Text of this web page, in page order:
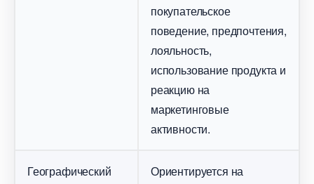
покупательское
поведение, предпочтения,
лояльность,
использование продукта и
реакцию на
маркетинговые
активности.
Географический
Ориентируется на